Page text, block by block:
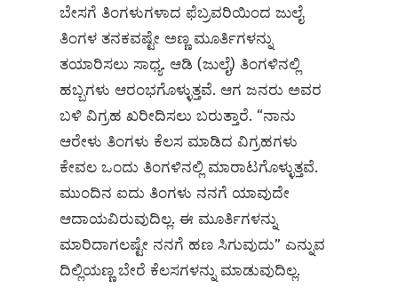
ಬೇಸಗೆ ತಿಂಗಳುಗಳಾದ ಫೆಬ್ರವರಿಯಿಂದ ಜುಲೈ
ತಿಂಗಳ ತನಕವಷ್ಟೇ ಅಣ್ಣ ಮೂರ್ತಿಗಳನ್ನು
ತಯಾರಿಸಲು ಸಾಧ್ಯ. ಆಡಿ (ಜುಲೈ) ತಿಂಗಳಿನಲ್ಲಿ
ಹಬ್ಬಗಳು ಆರಂಭಗೊಳ್ಳುತ್ತವೆ. ಆಗ ಜನರು ಅವರ
ಬಳಿ ವಿಗ್ರಹ ಖರೀದಿಸಲು ಬರುತ್ತಾರೆ. “ನಾನು
ಆರೇಳು ತಿಂಗಳು ಕೆಲಸ ಮಾಡಿದ ವಿಗ್ರಹಗಳು
ಕೇವಲ ಒಂದು ತಿಂಗಳಿನಲ್ಲಿ ಮಾರಾಟಗೊಳ್ಳುತ್ತವೆ.
ಮುಂದಿನ ಐದು ತಿಂಗಳು ನನಗೆ ಯಾವುದೇ
ಆದಾಯವಿರುವುದಿಲ್ಲ. ಈ ಮೂರ್ತಿಗಳನ್ನು
ಮಾರಿದಾಗಲಷ್ಟೇ ನನಗೆ ಹಣ ಸಿಗುವುದು” ಎನ್ನುವ
ದಿಲ್ಲಿಯಣ್ಣ ಬೇರೆ ಕೆಲಸಗಳನ್ನು ಮಾಡುವುದಿಲ್ಲ.